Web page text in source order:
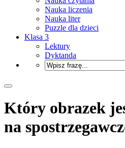
Nauka liczenia
Nauka liter
Puzzle dla dzieci
Klasa 3
Lektury
Dyktanda
Który obrazek
na